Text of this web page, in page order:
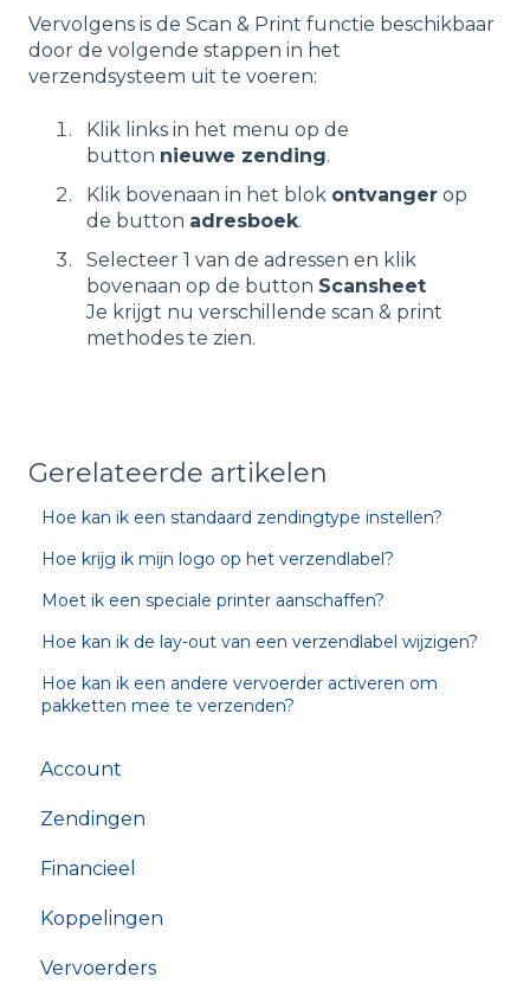
Vervolgens is de Scan & Print functie beschikbaar
door de volgende stappen in het
verzendsysteem uit te voeren:
Klik links in het menu op de
button nieuwe zending.
Klik bovenaan in het blok ontvanger op
de button adresboek.
Selecteer 1 van de adressen en klik
bovenaan op de button Scansheet
Je krijgt nu verschillende scan & print
methodes te zien.
Gerelateerde artikelen
Hoe kan ik een standaard zendingtype instellen?
Hoe krijg ik mijn logo op het verzendlabel?
Moet ik een speciale printer aanschaffen?
Hoe kan ik de lay-out van een verzendlabel wijzigen?
Hoe kan ik een andere vervoerder activeren om
pakketten mee te verzenden?
Account
Zendingen
Financieel
Koppelingen
Vervoerders